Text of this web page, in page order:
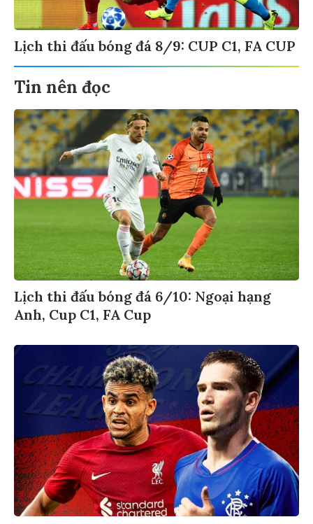
Lịch thi đấu bóng đá 8/9: CUP C1, FA CUP
Tin nên đọc
Lịch thi đấu bóng đá 6/10: Ngoại hạng
Anh, Cup C1, FA Cup